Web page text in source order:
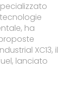
ha
XC13, il
lanciato